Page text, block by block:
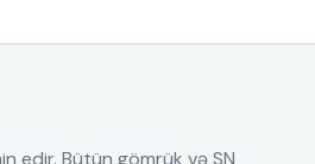
edir. Bütün gömrük və SN